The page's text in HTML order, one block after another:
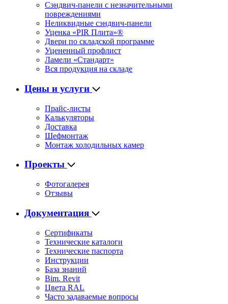
Сэндвич-панели с незначительными
повреждениями
Неликвидные сэндвич-панели
Уценка «PIR Плита»®
Двери по складской программе
Уцененный профлист
Ламели «Стандарт»
Вся продукция на складе
Цены и услуги
Прайс-листы
Калькуляторы
Доставка
Шефмонтаж
Монтаж холодильных камер
Проекты
Фотогалерея
Отзывы
Документация
Сертификаты
Технические каталоги
Технические паспорта
Инструкции
База знаний
Bim. Revit
Цвета RAL
Часто задаваемые вопросы